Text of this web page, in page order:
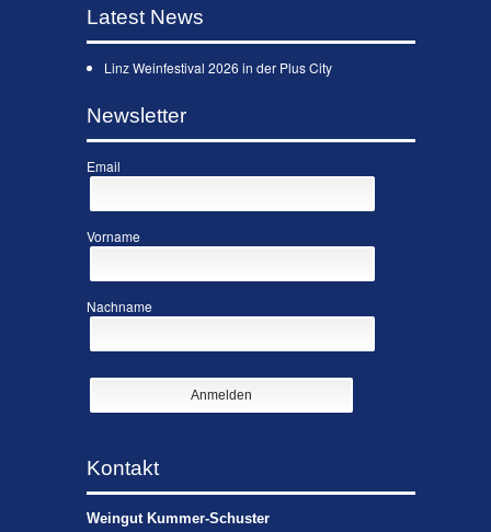
Latest News
Linz Weinfestival 2026 in der Plus City
Newsletter
Email
Vorname
Nachname
Kontakt
Weingut Kummer-Schuster